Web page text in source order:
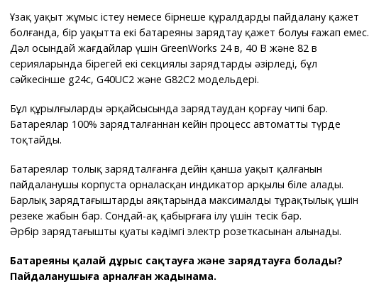
Ұзақ уақыт жұмыс істеу немесе бірнеше құралдарды пайдалану қажет
болғанда, бір уақытта екі батареяны зарядтау қажет болуы ғажап емес.
Дәл осындай жағдайлар үшін GreenWorks 24 в, 40 В және 82 в
серияларында бірегей екі секциялы зарядтарды әзірледі, бұл
сәйкесінше g24c, G40UC2 және G82C2 модельдері.
Бұл құрылғылардың әрқайсысында зарядтаудан қорғау чипі бар.
Батареялар 100% зарядталғаннан кейін процесс автоматты түрде
тоқтайды.
Батареялар толық зарядталғанға дейін қанша уақыт қалғанын
пайдаланушы корпуста орналасқан индикатор арқылы біле алады.
Барлық зарядтағыштардың аяқтарында максималды тұрақтылық үшін
резеңке жабын бар. Сондай-ақ қабырғаға ілу үшін тесік бар.
Әрбір зарядтағыштың қуаты кәдімгі электр розеткасынан алынады.
Батареяны қалай дұрыс сақтауға және зарядтауға болады?
Пайдаланушыға арналған жадынама.